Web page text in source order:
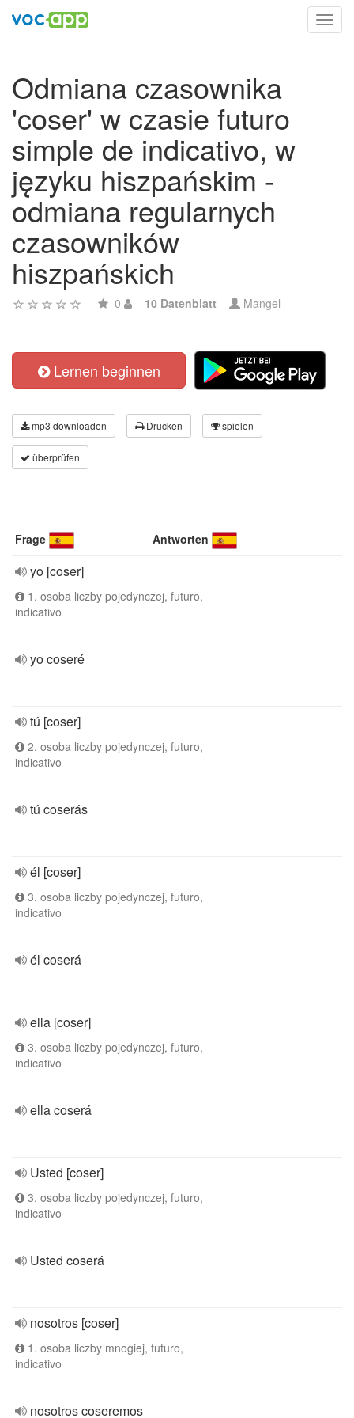
Odmiana czasownika
'coser' w czasie futuro
simple de indicativo, w
języku hiszpańskim -
odmiana regularnych
czasowników
hiszpańskich
0 10 Datenblatt Mangel
Lernen beginnen
mp3 downloaden Drucken spielen
überprüfen
Frage Antworten
yo [coser]
1. osoba liczby pojedynczej, futuro,
indicativo
yo coseré
tú [coser]
2. osoba liczby pojedynczej, futuro,
indicativo
tú coserás
él [coser]
3. osoba liczby pojedynczej, futuro,
indicativo
él coserá
ella [coser]
3. osoba liczby pojedynczej, futuro,
indicativo
ella coserá
Usted [coser]
3. osoba liczby pojedynczej, futuro,
indicativo
Usted coserá
nosotros [coser]
1. osoba liczby mnogiej, futuro,
indicativo
nosotros coseremos